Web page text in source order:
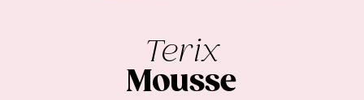
Terix
Mousse